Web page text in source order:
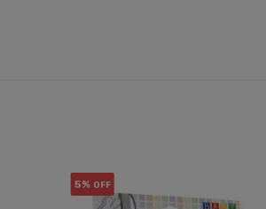
5% OFF